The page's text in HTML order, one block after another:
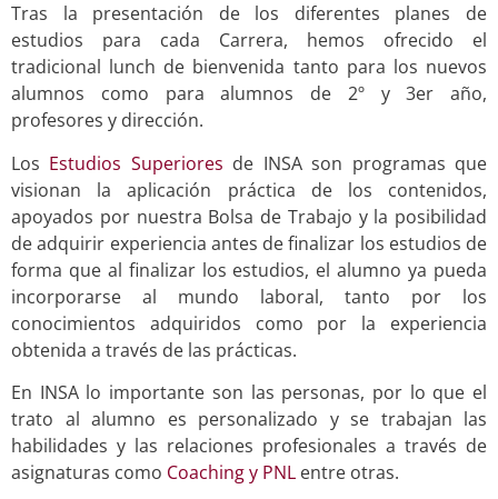
Tras la presentación de los diferentes planes de
estudios para cada Carrera, hemos ofrecido el
tradicional lunch de bienvenida tanto para los nuevos
alumnos como para alumnos de 2º y 3er año,
profesores y dirección.
Los Estudios Superiores de INSA son programas que
visionan la aplicación práctica de los contenidos,
apoyados por nuestra Bolsa de Trabajo y la posibilidad
de adquirir experiencia antes de finalizar los estudios de
forma que al finalizar los estudios, el alumno ya pueda
incorporarse al mundo laboral, tanto por los
conocimientos adquiridos como por la experiencia
obtenida a través de las prácticas.
En INSA lo importante son las personas, por lo que el
trato al alumno es personalizado y se trabajan las
habilidades y las relaciones profesionales a través de
asignaturas como Coaching y PNL entre otras.